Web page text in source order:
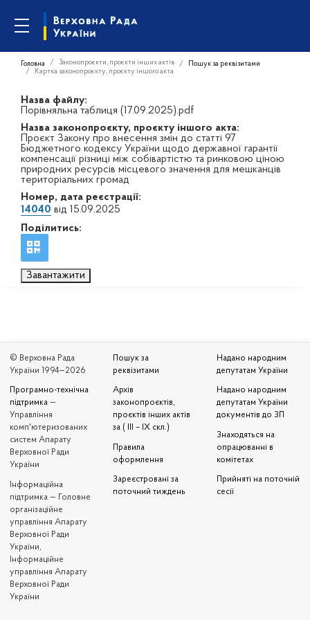
Головна Законопроєкти, проєкти інших актів
Пошук за реквізитами
Картка законопроєкту, проєкту іншого акта
Назва файлу:
Порівняльна таблиця (17.09.2025).pdf
Назва законопроєкту, проєкту іншого акта:
Проєкт Закону про внесення змін до статті 97
Бюджетного кодексу України щодо державної гарантії
компенсації різниці між собівартістю та ринковою ціною
природних ресурсів місцевого значення для мешканців
територіальних громад
Номер, дата реєстрації:
14040 від 15.09.2025
Поділитись:
Завантажити
© Верховна Рада
України 1994—2026
Програмно-технічна
підтримка —
Управління
комп'ютеризованих
систем Апарату
Верховної Ради
України
Iнформаційна
підтримка — Головне
організаційне
управління Апарату
Верховної Ради
України,
Інформаційне
управління Апарату
Верховної Ради
України
Пошук за
реквізитами
Архів
законопроєктів,
проєктів інших актів
за ( III – IX скл.)
Правила
оформлення
Зареєстровані за
поточний тиждень
Надано народним
депутатам України
Надано народним
депутатам України
документів до ЗП
Знаходяться на
опрацюванні в
комітетах
Прийняті на поточній
сесії